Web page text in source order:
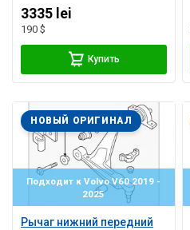
3335 lei
190 $
Купить
Подходит к Volvo V60 2019 -
2025
Рычаг нижний передний
НОВЫЙ ОРИГИНАЛ